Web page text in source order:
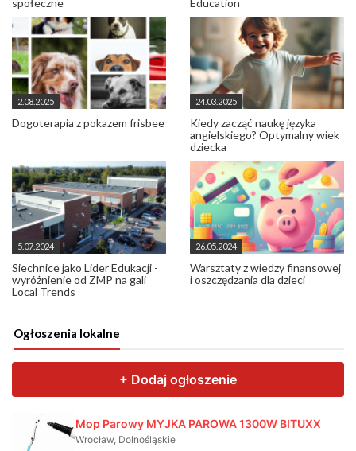
2.08.2025
Dogoterapia z pokazem frisbee
24.03.2025
Kiedy zacząć naukę języka
angielskiego? Optymalny wiek
dziecka
5.07.2024
Siechnice jako Lider Edukacji -
wyróżnienie od ZMP na gali
Local Trends
26.05.2024
Warsztaty z wiedzy finansowej
i oszczędzania dla dzieci
Ogłoszenia lokalne